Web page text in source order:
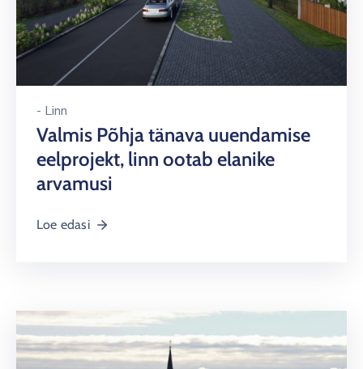
- Linn
Valmis Põhja tänava uuendamise
eelprojekt, linn ootab elanike
arvamusi
Loe edasi